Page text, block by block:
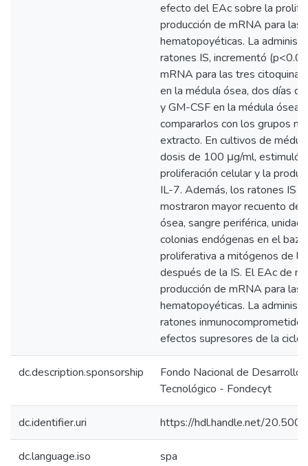
efecto del EAc sobre la
producción de mRNA para las
hematopoyéticas. La
ratones IS, incrementó
mRNA para las tres
en la médula ósea, dos días
y GM-CSF en la médula ósea
compararlos con los grupos
extracto. En cultivos de
dosis de 100 μg/ml, estimuló
proliferación celular y la
IL-7. Además, los ratones IS
mostraron mayor recuento de
ósea, sangre periférica,
colonias endógenas en el
proliferativa a mitógenos de
después de la IS. El EAc de
producción de mRNA para las
hematopoyéticas. La
ratones
efectos supresores de la
dc.description.sponsorship
Fondo Nacional de Desarrollo
Tecnológico - Fondecyt
dc.identifier.uri https://hdl.handle.net/
dc.language.iso spa